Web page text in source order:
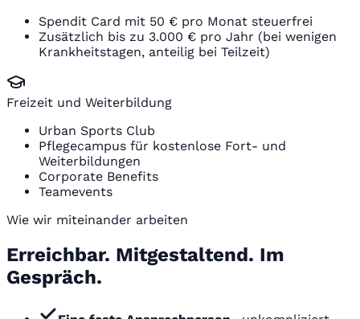
Spendit Card mit 50 € pro Monat steuerfrei
Zusätzlich bis zu 3.000 € pro Jahr (bei wenigen
Krankheitstagen, anteilig bei Teilzeit)
Freizeit und Weiterbildung
Urban Sports Club
Pflegecampus für kostenlose Fort- und
Weiterbildungen
Corporate Benefits
Teamevents
Wie wir miteinander arbeiten
Erreichbar. Mitgestaltend. Im
Gespräch.